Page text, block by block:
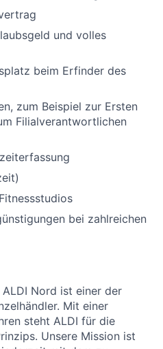
und volles
beim Erfinder des
zum Beispiel zur Ersten
Filialverantwortlichen
bei zahlreichen
Nord ist einer der
Mit einer
steht ALDI für die
Unsere Mission ist